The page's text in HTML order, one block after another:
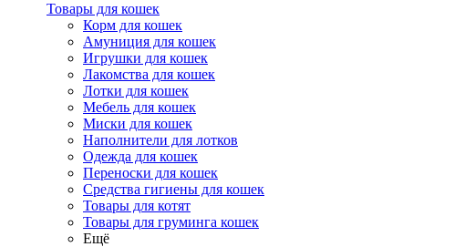
Товары для кошек
Корм для кошек
Амуниция для кошек
Игрушки для кошек
Лакомства для кошек
Лотки для кошек
Мебель для кошек
Миски для кошек
Наполнители для лотков
Одежда для кошек
Переноски для кошек
Средства гигиены для кошек
Товары для котят
Товары для груминга кошек
Ещё